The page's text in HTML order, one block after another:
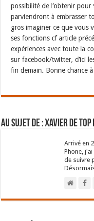
possibilité de l’obtenir
parviendront à embrasser
gros imaginer ce que vous
ses fonctions cf article
expériences avec toute la
sur facebook/twitter, d’ici
fin demain. Bonne chance
Au sujet de : Xavier de Top
Arrivé en
Phone,
de suivre